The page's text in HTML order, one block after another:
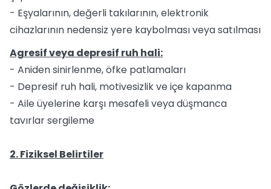
- Eşyalarının, değerli takılarının, elektronik
cihazlarının nedensiz yere kaybolması veya satılması
Agresif veya depresif ruh hali:
- Aniden sinirlenme, öfke patlamaları
- Depresif ruh hali, motivesizlik ve içe kapanma
- Aile üyelerine karşı mesafeli veya düşmanca
tavırlar sergileme
2. Fiziksel Belirtiler